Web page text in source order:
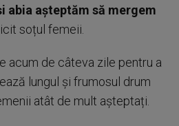
abia așteptăm să mergem
soțul femeii.
acum de câteva zile pentru a
lungul și frumosul drum
atât de mult așteptați.